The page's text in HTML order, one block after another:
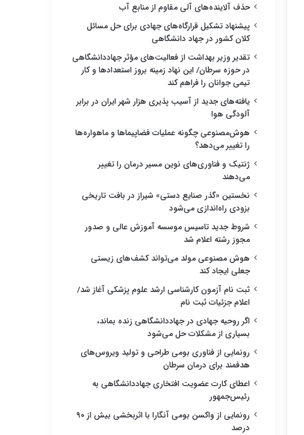
حذف آلاینده‌های آلی مقاوم از منابع آب
پیشنهاد تشکیل قرارگاه‌های جهادی برای حل مسائل
کلان کشور در جهاد دانشگاهی
تقدیر وزیر بهداشت از فعالیت‌های مؤثر جهاددانشگاهی
در حوزه سرطان/ این نهاد زمینه بروز استعدادها و کار
تیمی جوانان را فراهم کند
یافته‌های جدید از آسیب پذیری هزار شهر ایران در برابر
آلودگی هوا
هوش‌مصنوعی چگونه عملیات فضاپیماها و ماهواره‌ها
را تغییر می‌دهد؟
ژنتیک و فناوری‌های نوین مسیر درمان را تغییر
می‌دهند
نخستین «گذر صنایع دستی» شیراز در بافت تاریخی
بزودی راه‌اندازی می‌شود
شروط جدید تاسیس موسسه آموزش عالی و صدور
مجوز رشته اعلام شد
هوش مصنوعی مولد می‌تواند کشف‌های زیستی
جعلی ایجاد کند
ثبت نام آزمون کارشناسی ارشد علوم پزشکی آغاز شد/
اعلام جزئیات ثبت نام
اگر روحیه جهادی در جهاددانشگاهی زنده بماند،
بسیاری از مشکلات حل می‌شود
رونمایی از فناوری بومی طراحی و تولید ویروس‌های
هدفمند برای درمان سرطان
اعطای کارت عضویت افتخاری جهاددانشگاهی به
رئیس‌جمهور
رونمایی از واکسن بومی آنگارا با اثربخشی بیش از ۹۰
درصد